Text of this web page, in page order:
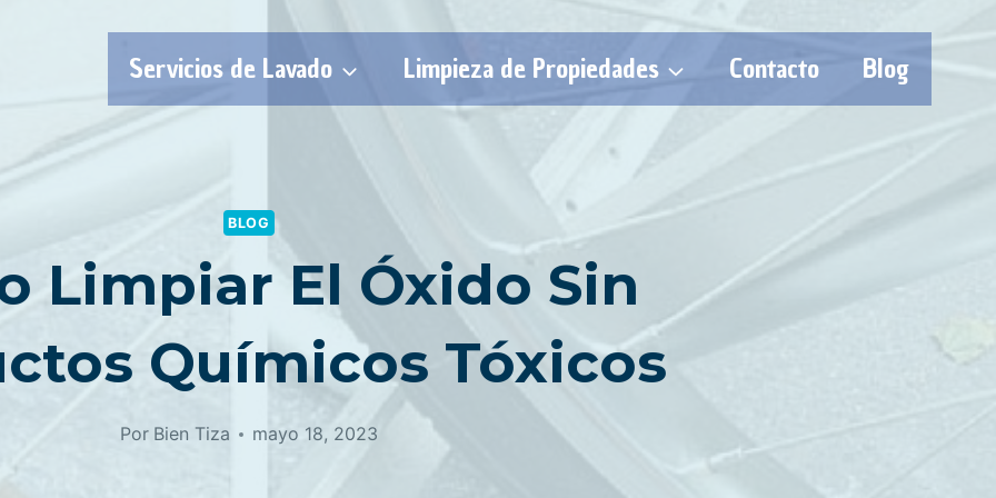
Servicios de Lavado Limpieza de Propiedades Contacto Blog
BLOG
Limpiar El Óxido Sin
Químicos Tóxicos
Por Bien Tiza mayo 18, 2023